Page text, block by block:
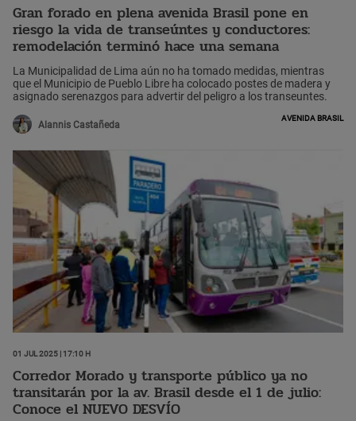
Gran forado en plena avenida Brasil pone en
riesgo la vida de transeúntes y conductores:
remodelación terminó hace una semana
La Municipalidad de Lima aún no ha tomado medidas, mientras
que el Municipio de Pueblo Libre ha colocado postes de madera y
asignado serenazgos para advertir del peligro a los transeuntes.
Alannis Castañeda
Avenida Brasil
01 Jul 2025 | 17:10 h
Corredor Morado y transporte público ya no
transitarán por la av. Brasil desde el 1 de julio:
Conoce el NUEVO DESVÍO